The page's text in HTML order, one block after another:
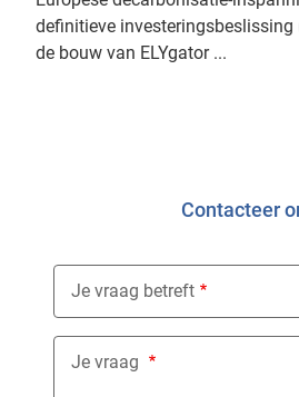
definitieve investeringsbeslissing
de bouw van ELYgator ...
Contacteer
Je vraag betreft
Nothing selected
Je vraag